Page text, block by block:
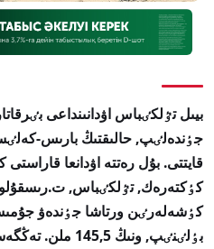
بيىل تٷلكٸباس اۋدانىنداعى
جٶندەلٸپ, حالىقتىڭ بارىس-
قايتتى. بۇل رەتتە اۋدانعا
كٶكتەرەك, تٷلكٸباس,
بٶلٸنٸپ, ونىڭ